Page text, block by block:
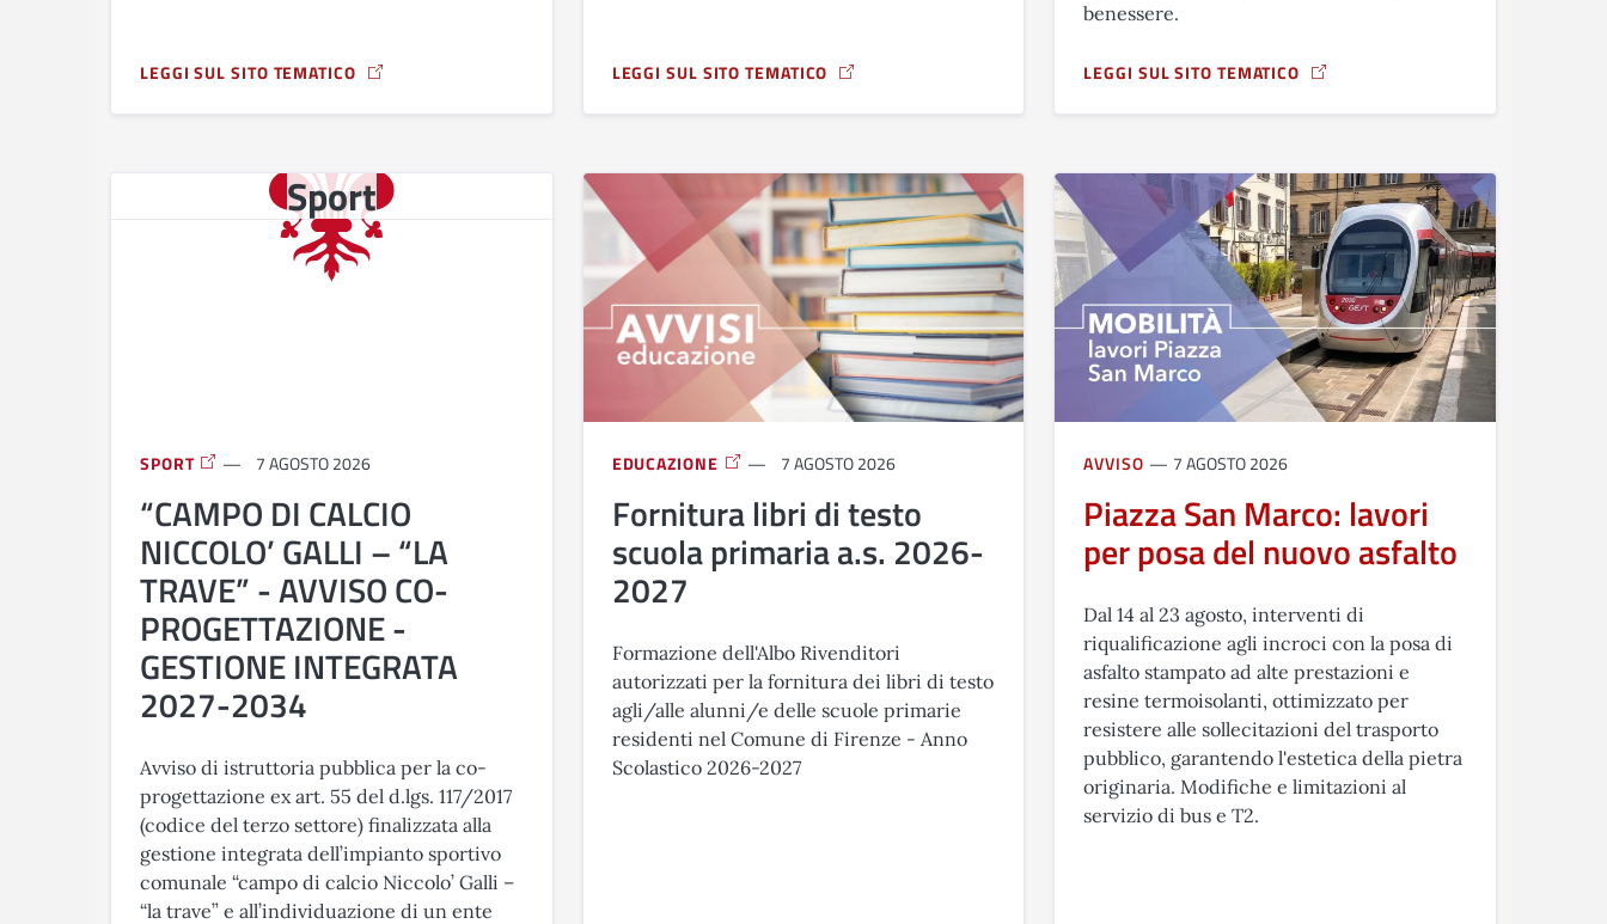
LEGGI SUL SITO TEMATICO
A PROPOSITO DI O-LIVE T.R.E.E.S.: SCAMBIO GIOVANI ERASMUS+ IN GRECIA
LEGGI SUL SITO TEMATICO
A PROPOSITO DI AVVISO PUBBLICO PER LA SPONSORIZZAZIONE DELLA &QUOT;FESTA DELLO SPORT 2026&QUOT;
benessere.
LEGGI SUL SITO TEMATICO
A PROPOSITO DI #BEACTIVE EU SPORT AWARDS: APERTE LE
Sport
SPORT 7 AGOSTO 2026
“CAMPO DI CALCIO
NICCOLO’ GALLI – “LA
TRAVE” - AVVISO CO-
PROGETTAZIONE -
GESTIONE INTEGRATA
2027-2034
Avviso di istruttoria pubblica per la co-
progettazione ex art. 55 del d.lgs. 117/2017
(codice del terzo settore) finalizzata alla
gestione integrata dell’impianto sportivo
comunale “campo di calcio Niccolo’ Galli –
“la trave” e all’individuazione di un ente
EDUCAZIONE 7 AGOSTO 2026
Fornitura libri di testo
scuola primaria a.s. 2026-
2027
Formazione dell'Albo Rivenditori
autorizzati per la fornitura dei libri di testo
agli/alle alunni/e delle scuole primarie
residenti nel Comune di Firenze - Anno
Scolastico 2026-2027
AVVISO 7 AGOSTO 2026
Piazza San Marco: lavori
per posa del nuovo asfalto
Dal 14 al 23 agosto, interventi di
riqualificazione agli incroci con la posa di
asfalto stampato ad alte prestazioni e
resine termoisolanti, ottimizzato per
resistere alle sollecitazioni del trasporto
pubblico, garantendo l'estetica della pietra
originaria. Modifiche e limitazioni al
servizio di bus e T2.